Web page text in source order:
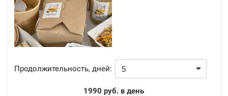
Продолжительность, дней:
1990 руб. в день